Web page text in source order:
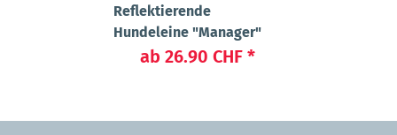
Reflektierende
Hundeleine "Manager"
ab 26.90 CHF *